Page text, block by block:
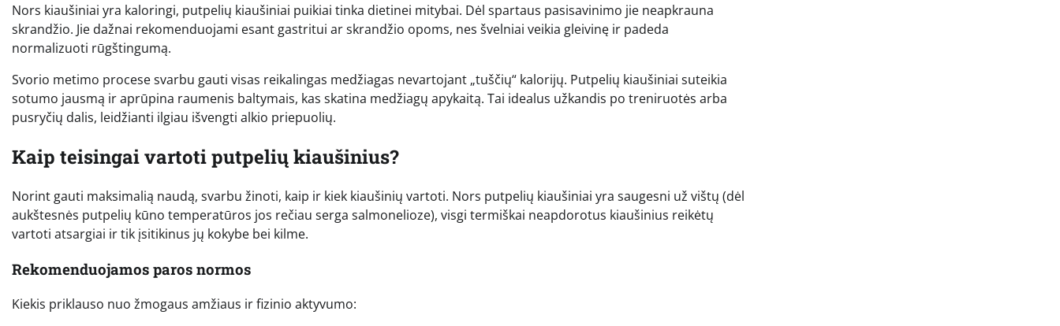
Nors kiaušiniai yra kaloringi, putpelių kiaušiniai puikiai tinka dietinei mitybai. Dėl spartaus pasisavinimo jie neapkrauna
skrandžio. Jie dažnai rekomenduojami esant gastritui ar skrandžio opoms, nes švelniai veikia gleivinę ir padeda
normalizuoti rūgštingumą.
Svorio metimo procese svarbu gauti visas reikalingas medžiagas nevartojant „tuščių“ kalorijų. Putpelių kiaušiniai suteikia
sotumo jausmą ir aprūpina raumenis baltymais, kas skatina medžiagų apykaitą. Tai idealus užkandis po treniruotės arba
pusryčių dalis, leidžianti ilgiau išvengti alkio priepuolių.
Kaip teisingai vartoti putpelių kiaušinius?
Norint gauti maksimalią naudą, svarbu žinoti, kaip ir kiek kiaušinių vartoti. Nors putpelių kiaušiniai yra saugesni už vištų (dėl
aukštesnės putpelių kūno temperatūros jos rečiau serga salmonelioze), visgi termiškai neapdorotus kiaušinius reikėtų
vartoti atsargiai ir tik įsitikinus jų kokybe bei kilme.
Rekomenduojamos paros normos
Kiekis priklauso nuo žmogaus amžiaus ir fizinio aktyvumo: